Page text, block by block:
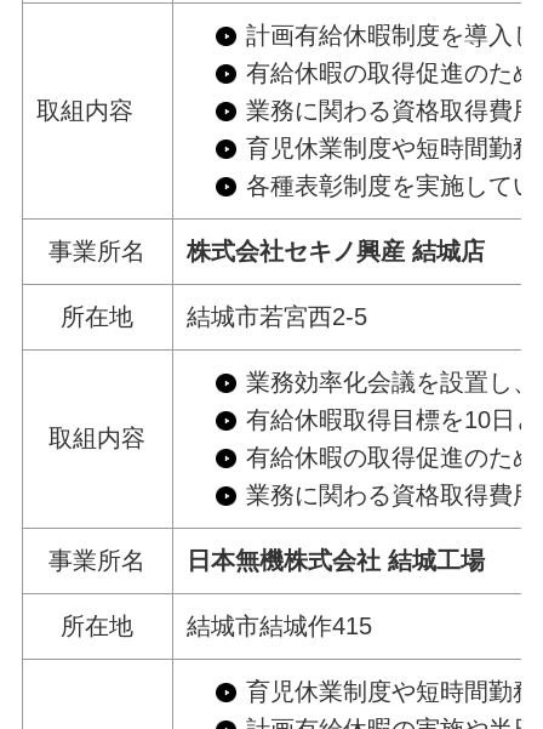
取組内容
計画有給休暇制度
有給休暇の取得促進のた
業務に関わる資格取得費
育児休業制度や短時間勤
各種表彰制度を実施してい
事業所名 株式会社セキノ興産 結城店
所在地 結城市若宮西2-5
取組内容
業務効率化会議を設置し
有給休暇取得目標を10日
有給休暇の取得促進のた
業務に関わる資格取得費
事業所名 日本無機株式会社 結城工場
所在地 結城市結城作415
育児休業制度や短時間勤